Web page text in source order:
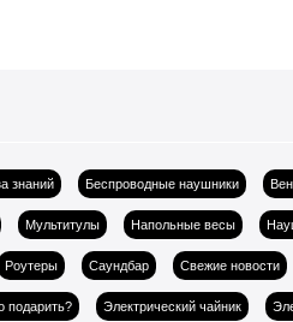
знаний Беспроводные наушники
Мультитулы Напольные весы
Роутеры Саундбар Свежие новости
подарить? Электрический чайник